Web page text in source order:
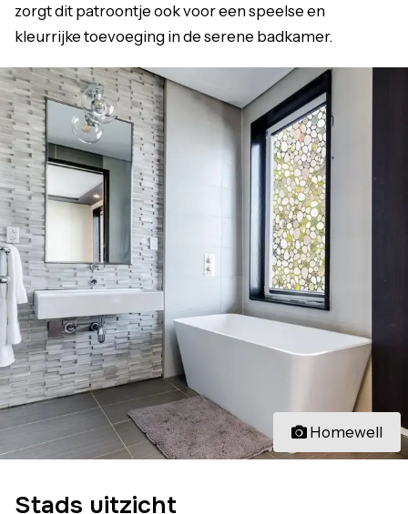
zorgt dit patroontje ook voor een speelse en
kleurrijke toevoeging in de serene badkamer.
Homewell
Stads uitzicht